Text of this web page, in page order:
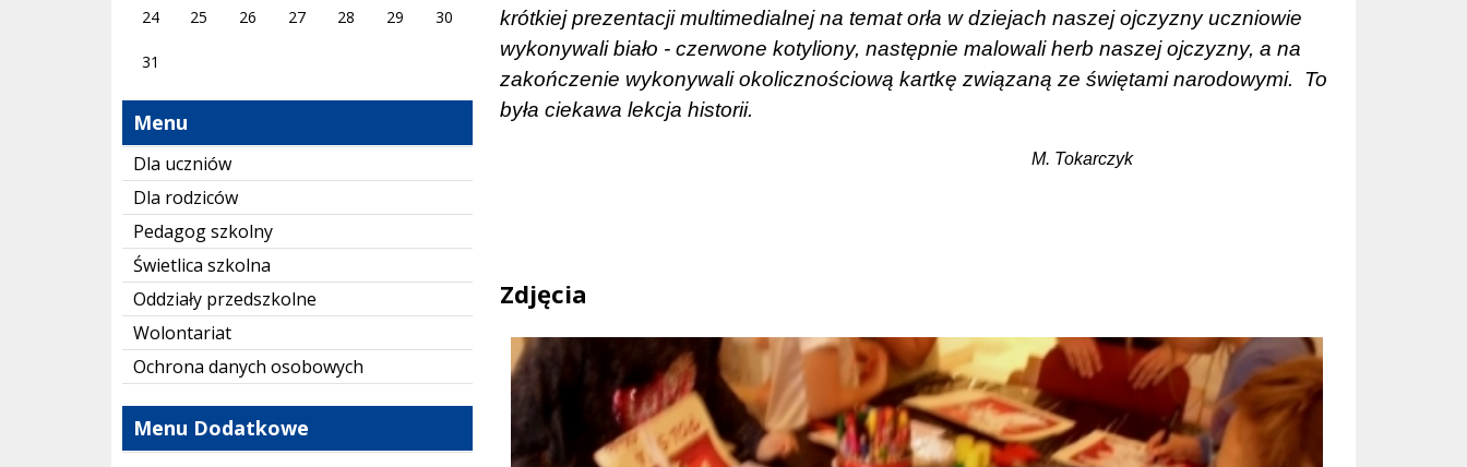
24 25 26 27 28 29 30
31
Menu
Dla uczniów
Dla rodziców
Pedagog szkolny
Świetlica szkolna
Oddziały przedszkolne
Wolontariat
Ochrona danych osobowych
Menu Dodatkowe
krótkiej prezentacji multimedialnej na temat orła w dziejach naszej ojczyzny uczniowie
wykonywali biało - czerwone kotyliony, następnie malowali herb naszej ojczyzny, a na
zakończenie wykonywali okolicznościową kartkę związaną ze świętami narodowymi.
To
była ciekawa lekcja historii.
M. Tokarczyk
Zdjęcia